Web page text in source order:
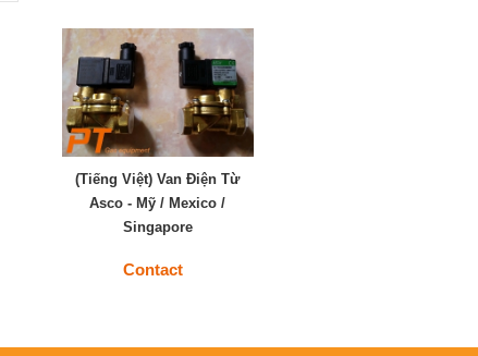
(Tiếng Việt) Van Điện Từ
Asco - Mỹ / Mexico /
Singapore
Contact